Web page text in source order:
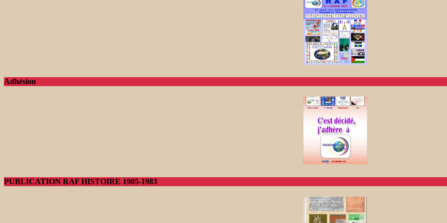
Adhésion
PUBLICATION RAF HISTOIRE 1905-1983